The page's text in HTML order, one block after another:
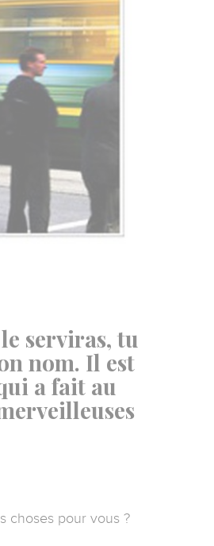
serviras, tu
nom. Il est
a fait au
choses pour vous ?